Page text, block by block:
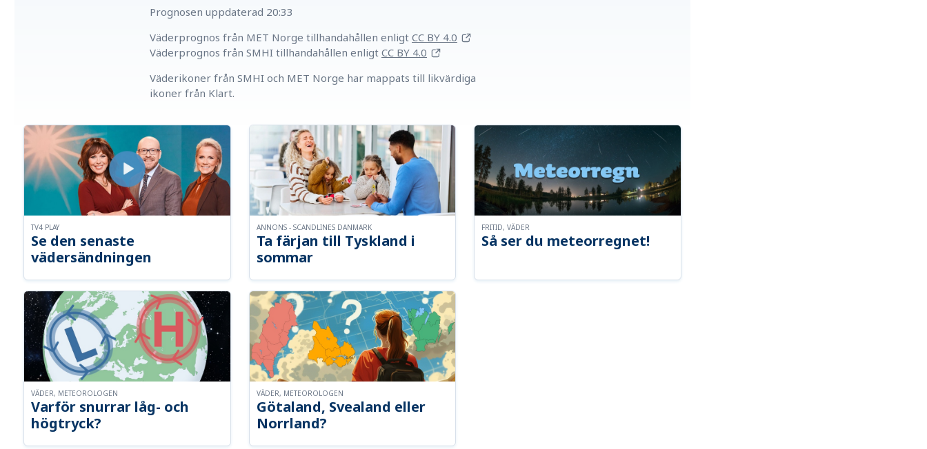
Prognosen uppdaterad 20:33
Väderprognos från MET Norge tillhandahållen enligt CC BY 4.0
Väderprognos från SMHI tillhandahållen enligt CC BY 4.0
Väderikoner från SMHI och MET Norge har mappats till likvärdiga
ikoner från Klart.
Se den senaste
vädersändningen
TV4 PLAY
Ta färjan till Tyskland i
sommar
ANNONS - SCANDLINES DANMARK
Så ser du meteorregnet!
FRITID, VÄDER
Varför snurrar låg- och
högtryck?
VÄDER, METEOROLOGEN
Götaland, Svealand eller
Norrland?
VÄDER, METEOROLOGEN